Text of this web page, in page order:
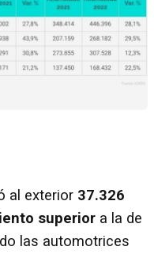
al exterior 37.326
superior a la de
las automotrices